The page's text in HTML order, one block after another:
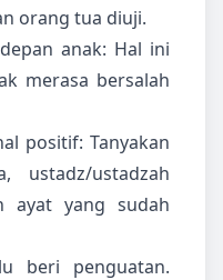
orang tua diuji.
anak: Hal ini
merasa bersalah
positif: Tanyakan
ustadz/ustadzah
ayat yang sudah
beri penguatan.